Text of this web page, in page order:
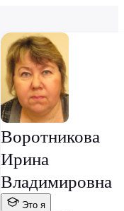
Воротникова
Ирина
Владимировна
Это я